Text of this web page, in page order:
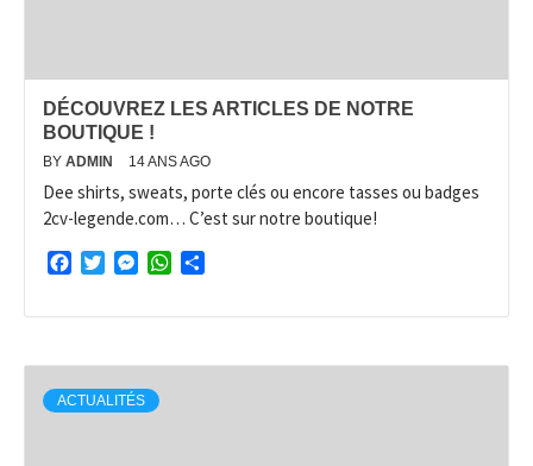
DÉCOUVREZ LES ARTICLES DE NOTRE
BOUTIQUE !
BY ADMIN 14 ANS AGO
Dee shirts, sweats, porte clés ou encore tasses ou badges
2cv-legende.com… C’est sur notre boutique!
FacebookTwitterMessengerWhatsApp
ACTUALITÉS